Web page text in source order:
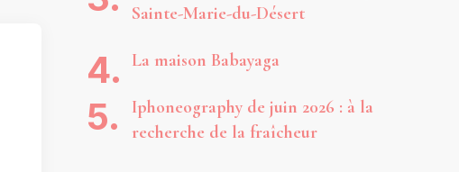
Sainte-Marie-du-Désert
La maison Babayaga
Iphoneography de juin 2026 : à la
recherche de la fraîcheur